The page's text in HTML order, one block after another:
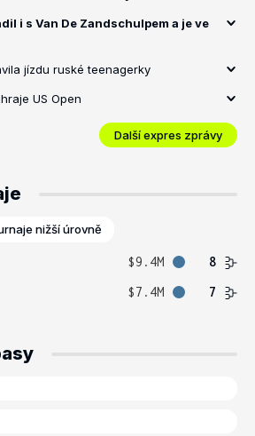
i s Van De Zandschulpem a je ve
jízdu ruské teenagerky
US Open
Další expres zprávy
nižší úrovně
$9.4M
8
$7.4M 7